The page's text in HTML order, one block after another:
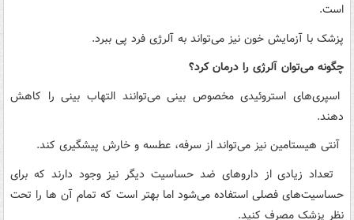
است.
پزشک با آزمایش خون نیز می‌تواند به آلرژی فرد پی ببرد.
چگونه می‌توان آلرژی را درمان کرد؟
اسپری‌های استروئیدی مخصوص بینی می‌توانند التهاب بینی را کاهش
دهند.
آنتی هیستامین نیز می‌تواند از سرفه، عطسه و خارش پیشگیری کند.
تعداد زیادی از داروهای ضد حساسیت دیگر نیز وجود دارند که برای
حساسیت‌های فصلی استفاده می‌شود اما بهتر است که تمام آن ها را تحت
نظر پزشک مصرف کنید.